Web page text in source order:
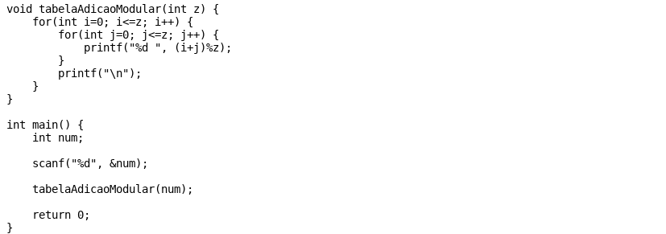
void tabelaAdicaoModular(int z) {
    for(int i=0; i<=z; i++) {
        for(int j=0; j<=z; j++) {
            printf("%d ", (i+j)%z);
        }
        printf("\n");
    }
}
int main() {
    int num;
    scanf("%d", &num);
    tabelaAdicaoModular(num);
    return 0;